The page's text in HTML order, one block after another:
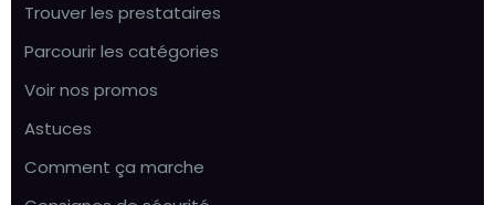
Trouver les prestataires
Parcourir les catégories
Voir nos promos
Astuces
Comment ça marche